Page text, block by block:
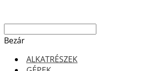
Bezár
ALKATRÉSZEK